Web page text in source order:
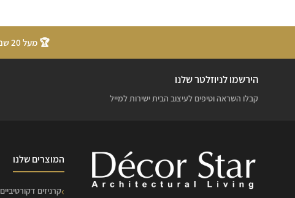
🏆 מעל 20 שנות ניסיון
הירשמו לניוזלטר שלנו
קבלו השראה וטיפים לעיצוב הבית ישירות למייל
המוצרים שלנו
קרניזים דקורטיביים